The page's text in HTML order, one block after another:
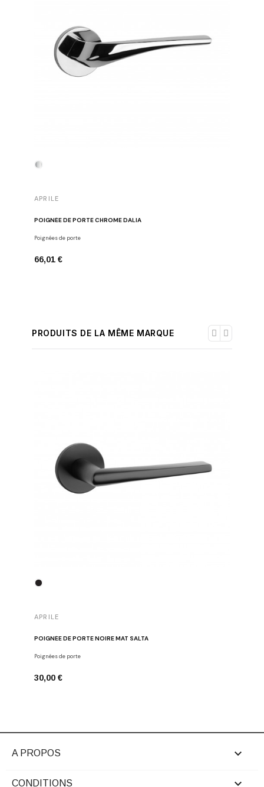
APRILE
POIGNÉE DE PORTE CHROME DALIA
Poignées de porte
66,01 €
PRODUITS DE LA MÊME MARQUE
APRILE
POIGNÉE DE PORTE NOIRE MAT SALTA
Poignées de porte
30,00 €
A PROPOS 
CONDITIONS 